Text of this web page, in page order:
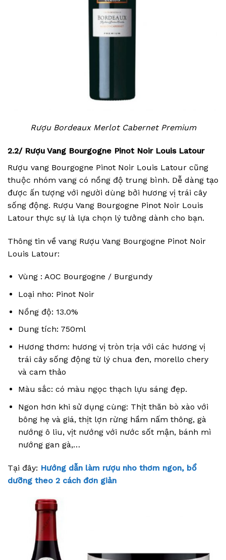
Rượu Bordeaux Merlot Cabernet Premium
2.2/ Rượu Vang Bourgogne Pinot Noir Louis Latour
Rượu vang Bourgogne Pinot Noir Louis Latour cũng
thuộc nhóm vang có nồng độ trung bình. Dễ dàng tạo
được ấn tượng với người dùng bởi hương vị trái cây
sống động. Rượu Vang Bourgogne Pinot Noir Louis
Latour thực sự là lựa chọn lý tưởng dành cho bạn.
Thông tin về vang Rượu Vang Bourgogne Pinot Noir
Louis Latour:
Vùng : AOC Bourgogne / Burgundy
Loại nho: Pinot Noir
Nồng độ: 13.0%
Dung tích: 750ml
Hương thơm: hương vị tròn trịa với các hương vị
trái cây sống động từ lý chua đen, morello chery
và cam thảo
Màu sắc: có màu ngọc thạch lựu sáng đẹp.
Ngon hơn khi sử dụng cùng: Thịt thăn bò xào với
bông hẹ và giá, thịt lợn rừng hầm nấm thông, gà
nướng ô liu, vịt nướng với nước sốt mận, bánh mì
nướng gan gà,…
Tại đây: Hướng dẫn làm rượu nho thơm ngon, bổ
dưỡng theo 2 cách đơn giản